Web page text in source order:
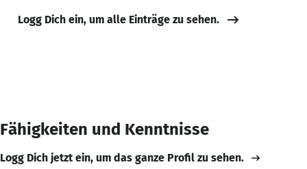
Logg Dich ein, um alle Einträge zu sehen.
Fähigkeiten und Kenntnisse
Logg Dich jetzt ein, um das ganze Profil zu sehen.